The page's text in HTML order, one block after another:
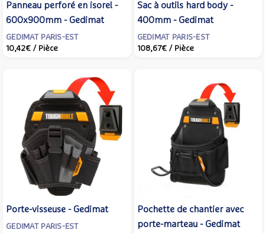
Panneau perforé en isorel -
600x900mm - Gedimat
GEDIMAT PARIS-EST
10,42€ / Pièce
Sac à outils hard body -
400mm - Gedimat
GEDIMAT PARIS-EST
108,67€ / Pièce
Porte-visseuse - Gedimat
GEDIMAT PARIS-EST
Pochette de chantier avec
porte-marteau - Gedimat